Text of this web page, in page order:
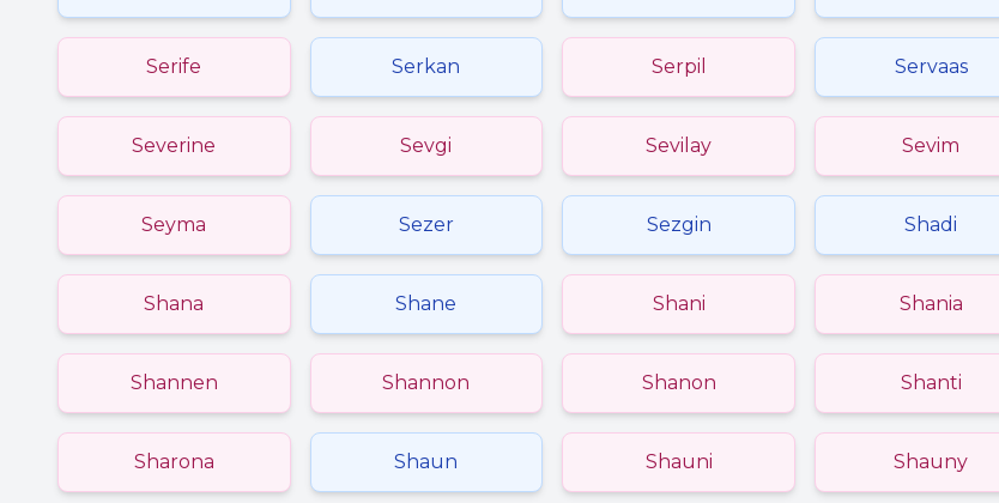
Serife Serkan Serpil Servaas
Severine Sevgi Sevilay Sevim
Seyma Sezer Sezgin Shadi
Shana Shane Shani Shania
Shannen Shannon Shanon Shanti
Sharona Shaun Shauni Shauny